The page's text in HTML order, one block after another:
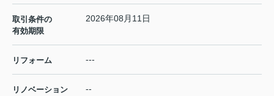
取引条件の
有効期限
2026年08月11日
リフォーム ---
リノベーション --